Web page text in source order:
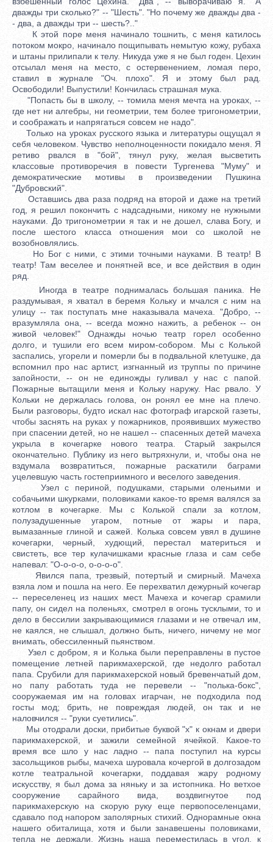
дважды три сколько?" -- "Шесть". "Но почему же дважды два -
- два, а дважды три -- шесть?.."
К этой поре меня начинало тошнить, с меня катилось
потоком мокро, начинало пощипывать немытую кожу, рубаха
и штаны прилипали к телу. Никуда уже я не был годен. Цехин
отсылал меня на место, с остервенением, ломая перо,
ставил в журнале "Оч. плохо". Я и этому был рад.
Освободили! Выпустили! Кончилась страшная мука.
"Попасть бы в школу, -- томила меня мечта на уроках, --
где нет ни алгебры, ни геометрии, тем более тригонометрии,
и соображать и напрягаться совсем не надо".
Только на уроках русского языка и литературы ощущал я
себя человеком. Чувство неполноценности покидало меня. Я
ретиво рвался в "бой", тянул руку, желая высветить
классовые противоречия в повести Тургенева "Муму" и
демократические мотивы в произведении Пушкина
"Дубровский".
Оставшись два раза подряд на второй и даже на третий
год, я решил покончить с надсадными, никому не нужными
науками. До тригонометрии я так и не дошел, слава Богу, и
после шестого класса отношения мои со школой не
возобновлялись.
Но Бог с ними, с этими точными науками. В театр! В
театр! Там веселее и понятней все, и все действия в один
ряд.
Иногда в театре поднималась большая паника. Не
раздумывая, я хватал в беремя Кольку и мчался с ним на
улицу -- так поступать мне наказывала мачеха. "Добро, --
вразумляла она, -- всегда можно нажить, а ребенок -- он
живой человек!" Однажды ночью театр горел особенно
долго, и тушили его всем миром-собором. Мы с Колькой
заспались, угорели и померли бы в подвальной клетушке, да
вспомнил про нас артист, изгнанный из труппы по причине
запойности, -- он не единожды гуливал у нас с папой.
Пожарные вытащили меня и Кольку наружу. Нас рвало. У
Кольки не держалась голова, он ронял ее мне на плечо.
Были разговоры, будто искал нас фотограф игарской газеты,
чтобы заснять на руках у пожарников, проявивших мужество
при спасении детей, но не нашел -- спасенных детей мачеха
укрыла в кочегарке нового театра. Старый закрылся
окончательно. Публику из него вытряхнули, и, чтобы она не
вздумала возвратиться, пожарные раскатили баграми
уцелевшую часть гостеприимного и веселого заведения.
Узел с периной, подушками, старыми оленьими и
собачьими шкурками, половиками какое-то время валялся за
котлом в кочегарке. Мы с Колькой спали за котлом,
полузадушенные угаром, потные от жары и пара,
вымазанные глиной и сажей. Колька совсем увял в душине
кочегарки, черный, худющий, перестал материться и
свистеть, все тер кулачишками красные глаза и сам себе
напевал: "О-о-о-о, о-о-о-о".
Явился папа, трезвый, потертый и смирный. Мачеха
взяла лом и пошла на него. Ее перехватил дежурный кочегар
-- переселенец из наших мест. Мачеха и кочегар срамили
папу, он сидел на поленьях, смотрел в огонь тусклыми, то и
дело в бессилии закрывающимися глазами и не отвечал им,
не каялся, не слышал, должно быть, ничего, ничему не мог
внимать, обессиленный пьянством.
Узел с добром, я и Колька были переправлены в пустое
помещение летней парикмахерской, где недолго работал
папа. Срубили для парикмахерской новый бревенчатый дом,
но папу работать туда не перевели -- "полька-бокс",
сооружаемая им на головах игарчан, не подходила под
госты мод; брить, не повреждая людей, он так и не
наловчился -- "руки суетились".
Мы отодрали доски, прибитые буквой "х" к окнам и двери
парикмахерской, и зажили семейной ячейкой. Какое-то
время все шло у нас ладно -- папа поступил на курсы
засольщиков рыбы, мачеха шуровала кочергой в долгозадом
котле театральной кочегарки, поддавая жару родному
искусству, я был дома за няньку и за истопника. Но ветхое
сооружение сарайного вида, воздвигнутое под
парикмахерскую на скорую руку еще первопоселенцами,
сдавало под напором заполярных стихий. Однорамные окна
нашего обиталища, хотя и были занавешены половиками,
тепла не держали. Жизнь наша переместилась в угол. к